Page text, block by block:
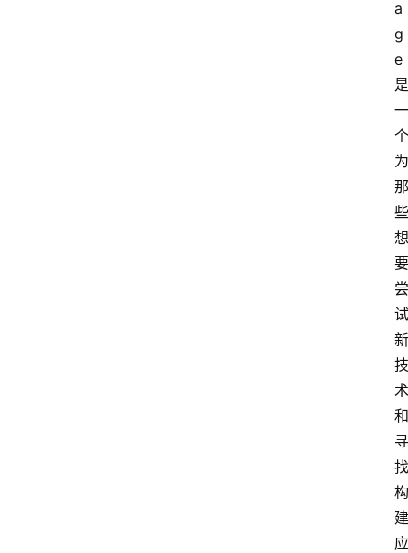
a
g
e
是
一
个
为
那
些
想
要
尝
试
新
技
术
和
寻
找
构
建
应